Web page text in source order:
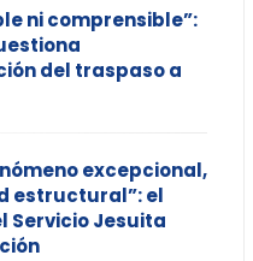
ni comprensible”:
del traspaso a
excepcional,
estructural”: el
Servicio Jesuita